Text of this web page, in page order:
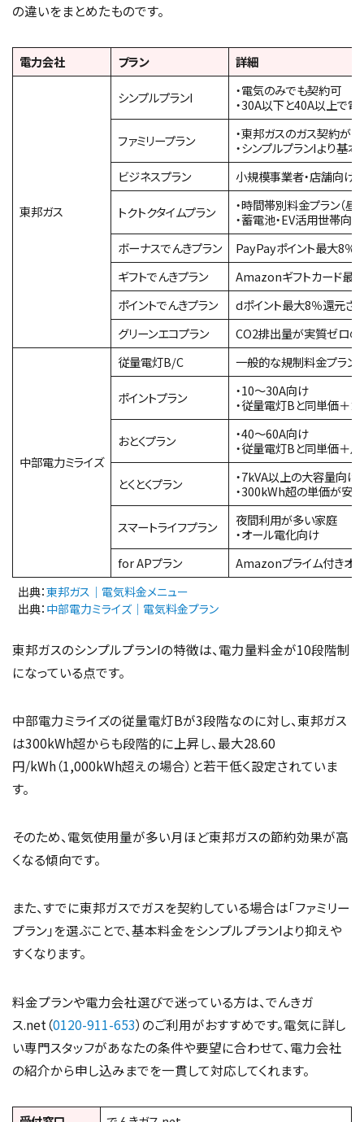
の違いをまとめたものです。
電力会社 プラン 詳細
東邦ガス
シンプルプランI
・電気のみでも契約可
・30A以下と40A以上で
ファミリープラン
・東邦ガスのガス契約が
・シンプルプランIより基
ビジネスプラン
小規模事業者・店舗向け
トクトクタイムプラン
・時間帯別料金プラン（昼
・蓄電池・EV活用世帯向け
ボーナスでんきプラン
PayPayポイント最大8％
ギフトでんきプラン
Amazonギフトカード最
ポイントでんきプラン
dポイント最大8％還元さ
グリーンエコプラン
CO2排出量が実質ゼロの
中部電力ミライズ
従量電灯B/C 一般的な規制料金プラン
ポイントプラン
・10〜30A向け
・従量電灯Bと同単価＋
おとくプラン
・40〜60A向け
・従量電灯Bと同単価＋
とくとくプラン
・7kVA以上の大容量向け
・300kWh超の単価が安い
スマートライフプラン
夜間利用が多い家庭
・オール電化向け
for APプラン
Amazonプライム付きオプ
出典：東邦ガス｜電気料金メニュー
出典： 中部電力ミライズ｜電気料金プラン
東邦ガスのシンプルプランIの特徴は、電力量料金が10段階制
になっている点です。
中部電力ミライズの従量電灯Bが3段階なのに対し、東邦ガス
は300kWh超からも段階的に上昇し、最大28.60
円/kWh（1,000kWh超えの場合）と若干低く設定されていま
す。
そのため、電気使用量が多い月ほど東邦ガスの節約効果が高
くなる傾向です。
また、すでに東邦ガスでガスを契約している場合は「ファミリー
プラン」を選ぶことで、基本料金をシンプルプランIより抑えや
すくなります。
料金プランや電力会社選びで迷っている方は、でんきガ
ス.net（0120-911-653）のご利用がおすすめです。電気に詳し
い専門スタッフがあなたの条件や要望に合わせて、電力会社
の紹介から申し込みまでを一貫して対応してくれます。